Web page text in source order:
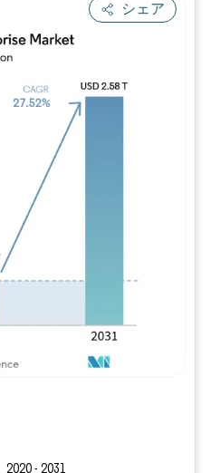
シェア
2020 - 2031
画像 © Mordor Intelligence。再利用には